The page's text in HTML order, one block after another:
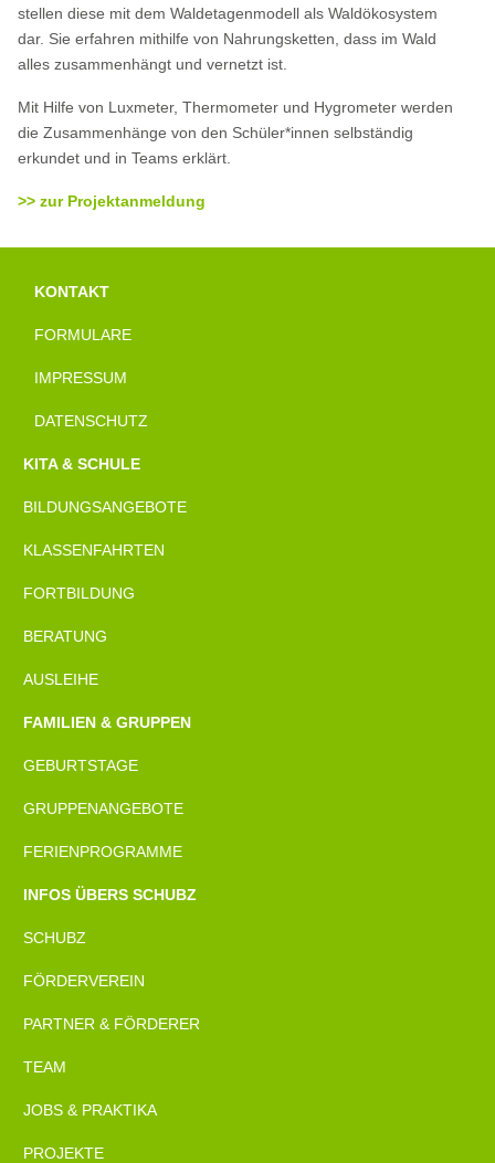
stellen diese mit dem Waldetagenmodell als Waldökosystem
dar. Sie erfahren mithilfe von Nahrungsketten, dass im Wald
alles zusammenhängt und vernetzt ist.
Mit Hilfe von Luxmeter, Thermometer und Hygrometer werden
die Zusammenhänge von den Schüler*innen selbständig
erkundet und in Teams erklärt.
>> zur Projektanmeldung
KONTAKT
FORMULARE
IMPRESSUM
DATENSCHUTZ
KITA & SCHULE
BILDUNGSANGEBOTE
KLASSENFAHRTEN
FORTBILDUNG
BERATUNG
AUSLEIHE
FAMILIEN & GRUPPEN
GEBURTSTAGE
GRUPPENANGEBOTE
FERIENPROGRAMME
INFOS ÜBERS SCHUBZ
SCHUBZ
FÖRDERVEREIN
PARTNER & FÖRDERER
TEAM
JOBS & PRAKTIKA
PROJEKTE